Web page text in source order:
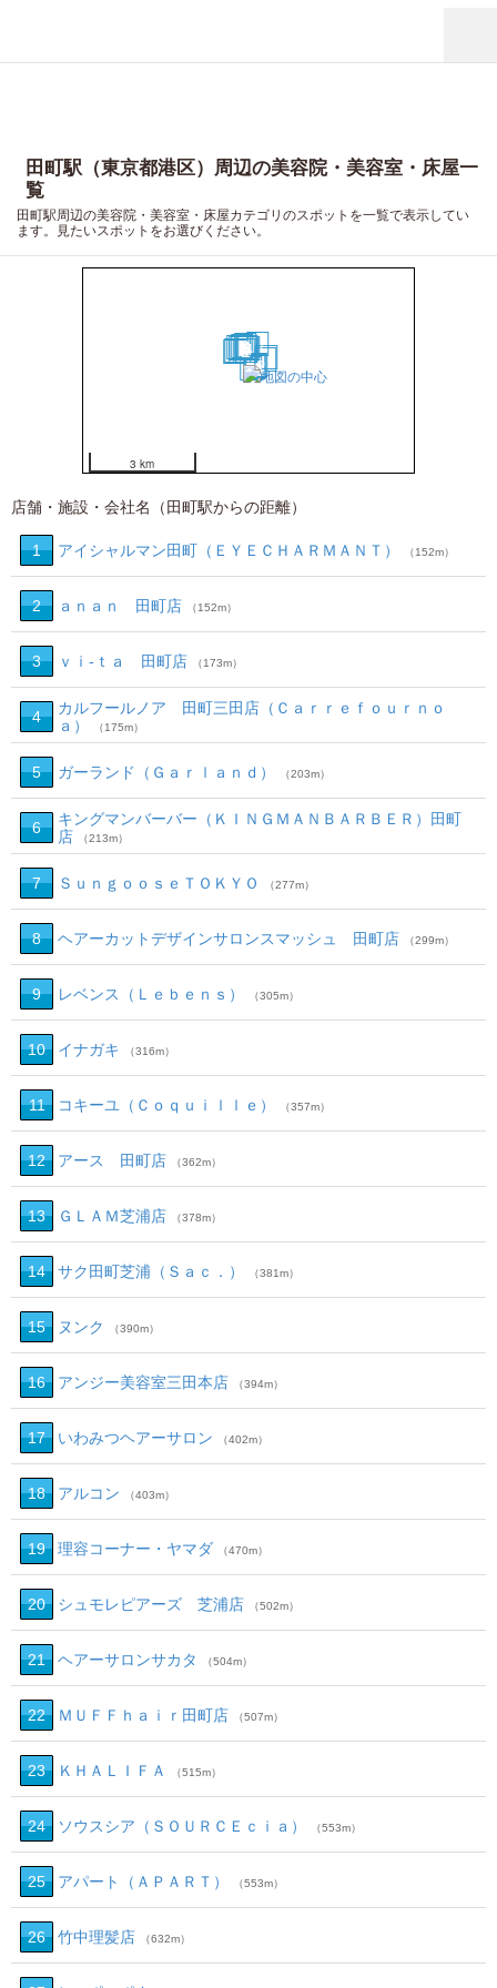
田町駅（東京都港区）周辺の美容院・美容室・床屋一
覧
田町駅周辺の美容院・美容室・床屋カテゴリのスポットを一覧で表示してい
ます。見たいスポットをお選びください。
1
2
34
5
6
78
10
11
12
13
14
15
1617
18 19
20
3 km
店舗・施設・会社名（田町駅からの距離）
1 アイシャルマン田町（ＥＹＥＣＨＡＲＭＡＮＴ） （152m）
2 ａｎａｎ 田町店 （152m）
3 ｖｉ‐ｔａ 田町店 （173m）
4
カルフールノア 田町三田店（Ｃａｒｒｅｆｏｕｒｎｏ
ａ）
（175m）
5 ガーランド（Ｇａｒｌａｎｄ） （203m）
6
キングマンバーバー（ＫＩＮＧＭＡＮＢＡＲＢＥＲ）田町
店
（213m）
7 ＳｕｎｇｏｏｓｅＴＯＫＹＯ （277m）
8 ヘアーカットデザインサロンスマッシュ 田町店 （299m）
9 レベンス（Ｌｅｂｅｎｓ） （305m）
10 イナガキ （316m）
11 コキーユ（Ｃｏｑｕｉｌｌｅ） （357m）
12 アース 田町店 （362m）
13 ＧＬＡＭ芝浦店 （378m）
14 サク田町芝浦（Ｓａｃ．） （381m）
15 ヌンク （390m）
16 アンジー美容室三田本店 （394m）
17 いわみつヘアーサロン （402m）
18 アルコン （403m）
19 理容コーナー・ヤマダ （470m）
20 シュモレピアーズ 芝浦店 （502m）
21 ヘアーサロンサカタ （504m）
22 ＭＵＦＦｈａｉｒ田町店 （507m）
23 ＫＨＡＬＩＦＡ （515m）
24 ソウスシア（ＳＯＵＲＣＥｃｉａ） （553m）
25 アパート（ＡＰＡＲＴ） （553m）
26 竹中理髪店 （632m）